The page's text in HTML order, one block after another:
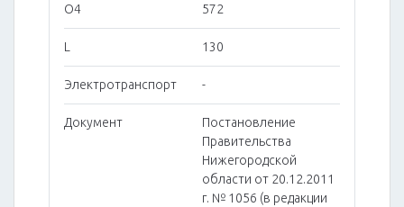
O4 572
L 130
Электротранспорт -
Документ
Постановление
Правительства
Нижегородской
области от 20.12.2011
г. № 1056 (в редакции